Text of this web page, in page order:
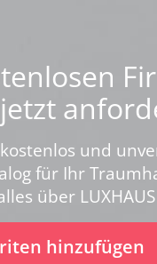
und
für Ihr
über LUXHAUS
hinzufügen